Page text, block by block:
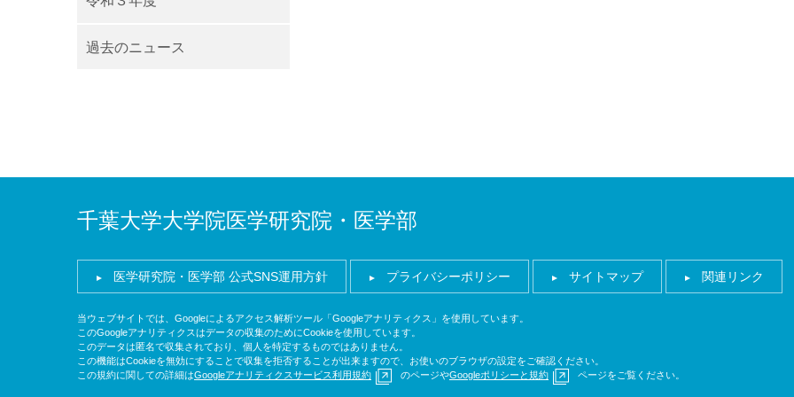
過去のニュース
千葉大学大学院医学研究院・医学部
医学研究院・医学部 公式SNS運用方針 プライバシーポリシー サイトマップ 関連リンク
当ウェブサイトでは、Googleによるアクセス解析ツール「Googleアナリティクス」を使用しています。
このGoogleアナリティクスはデータの収集のためにCookieを使用しています。
このデータは匿名で収集されており、個人を特定するものではありません。
この機能はCookieを無効にすることで収集を拒否することが出来ますので、お使いのブラウザの設定をご確認ください。
この規約に関しての詳細はGoogleアナリティクスサービス利用規約 のページやGoogleポリシーと規約 ページをご覧ください。